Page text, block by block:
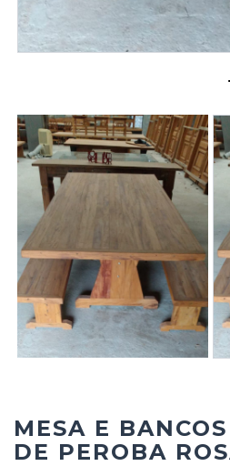
MESA E
DE PEROBA